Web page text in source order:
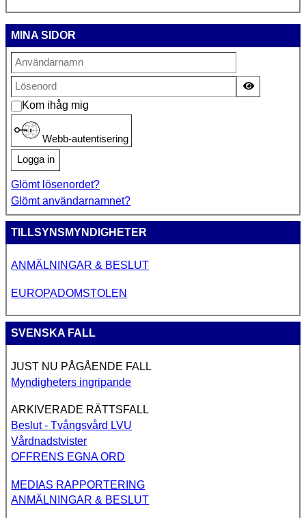
MINA SIDOR
Kom ihåg mig
Webb-autentisering
Logga in
Glömt lösenordet?
Glömt användarnamnet?
TILLSYNSMYNDIGHETER
ANMÄLNINGAR & BESLUT
EUROPADOMSTOLEN
SVENSKA FALL
JUST NU PÅGÅENDE FALL
Myndigheters ingripande
ARKIVERADE RÄTTSFALL
Beslut - Tvångsvård LVU
Vårdnadstvister
OFFRENS EGNA ORD
MEDIAS RAPPORTERING
ANMÄLNINGAR & BESLUT